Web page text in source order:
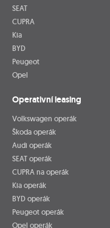
SEAT
CUPRA
Kia
BYD
Peugeot
Opel
Operativní leasing
Volkswagen operák
Škoda operák
Audi operák
SEAT operák
CUPRA na operák
Kia operák
BYD operák
Peugeot operák
Opel operák